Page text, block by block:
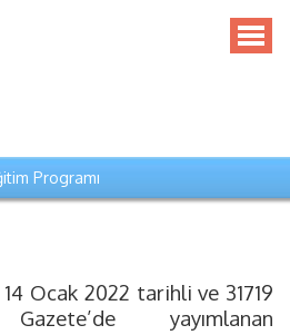
Programı
Ocak 2022 tarihli ve 31719
yayımlanan